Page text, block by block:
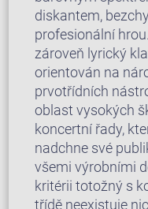
diskantem,
profesionální
zároveň lyrický
orientován na
prvotřídních
oblast vysokých
koncertní řady,
nadchne své
všemi výrobními
kritérii totožný s
třídě neexistuje